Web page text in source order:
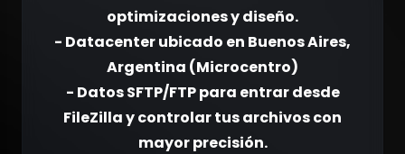
optimizaciones y diseño.
- Datacenter ubicado en Buenos Aires,
Argentina (Microcentro)
- Datos SFTP/FTP para entrar desde
FileZilla y controlar tus archivos con
mayor precisión.